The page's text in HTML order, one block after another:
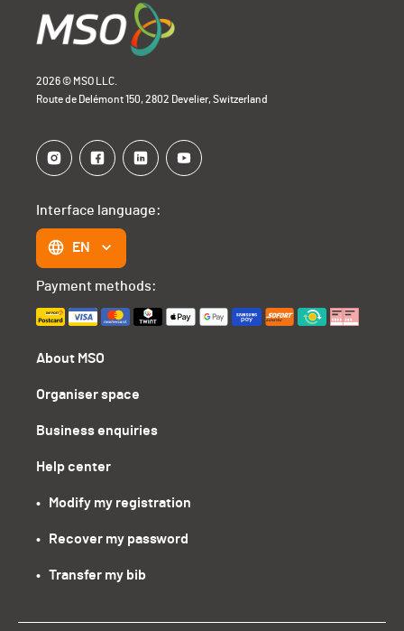
2026 © MSO LLC.
Route de Delémont 150, 2802 Develier, Switzerland
About MSO
Organiser space
Business enquiries
Help center
•   Modify my registration
•   Recover my password
•   Transfer my bib
Interface language:
EN
Payment methods: